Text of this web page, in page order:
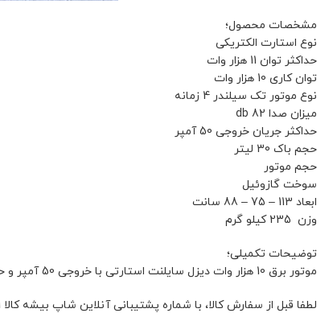
مشخصات محصول؛
نوع استارت الکتریکی
حداکثر توان 11 هزار وات
توان کاری 10 هزار وات
نوع موتور تک سیلندر 4 زمانه
میزان صدا 82 db
حداکثر جریان خروجی 50 آمپر
حجم باک 30 لیتر
حجم موتور
سوخت گازوئیل
ابعاد 113 – 75 – 88 سانت
وزن 235 کیلو گرم
توضیحات تکمیلی؛
موتور برق 10 هزار وات دیزل سایلنت استارتی با خروجی 50 آمپر و حجم باک 30 لیتر قابلیت استفاده برای مصارف خانگی، فروشگاهی، ویلایی، کارگاهی، رستوران و هتل را دارد
لطفا قبل از سفارش کالا، با شماره پشتیبانی آنلاین شاپ بیشه کالا 01132332261 و یا 09392337177 هماهنگ فرمائید